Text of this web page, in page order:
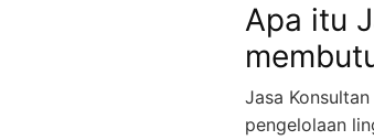
Apa itu
Jasa
pengelolaan